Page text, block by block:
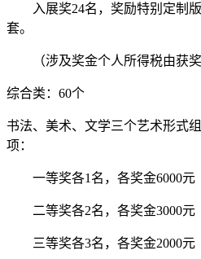
入展奖24名，奖励特别定制版
套。
（涉及奖金个人所得税由获奖
综合类：60个
书法、美术、文学三个艺术形式
项：
一等奖各1名，各奖金6000元
二等奖各2名，各奖金3000元
三等奖各3名，各奖金2000元